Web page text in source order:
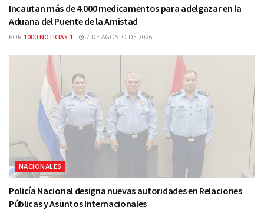
Incautan más de 4.000 medicamentos para adelgazar en la
Aduana del Puente de la Amistad
POR 1000 NOTICIAS 1 7 DE AGOSTO DE 2026
NACIONALES
Policía Nacional designa nuevas autoridades en Relaciones
Públicas y Asuntos Internacionales